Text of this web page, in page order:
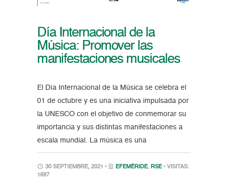
Día Internacional de la
Música: Promover las
manifestaciones musicales
El Día Internacional de la Música se celebra el
01 de octubre y es una iniciativa impulsada por
la UNESCO con el objetivo de conmemorar su
importancia y sus distintas manifestaciones a
escala mundial. La música es una
30 SEPTIEMBRE, 2021 • EFEMÉRIDE, RSE • VISITAS:
1697